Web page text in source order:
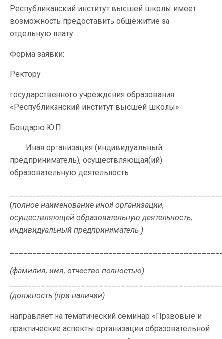
Республиканский институт высшей школы имеет
возможность предоставить общежитие за
отдельную плату.
Форма заявки:
Ректору
государственного учреждения образования
«Республиканский институт высшей школы»
Бондарю Ю.П.
Иная организация (индивидуальный
предприниматель), осуществляющая(ий)
образовательную деятельность
(полное наименование иной организации,
осуществляющей образовательную деятельность,
индивидуальный предприниматель )
(фамилия, имя, отчество полностью)
(должность (при наличии)
направляет на тематический семинар «Правовые и
практические аспекты организации образовательной